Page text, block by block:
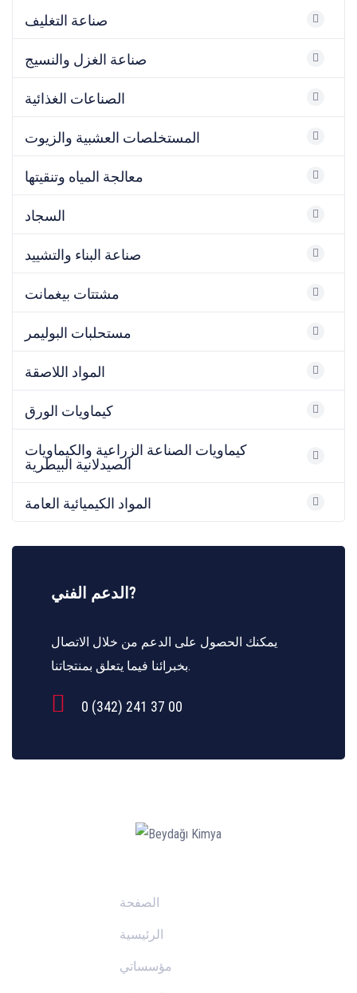
صناعة التغليف
صناعة الغزل والنسيج
الصناعات الغذائية
المستخلصات العشبية والزيوت
معالجة المياه وتنقيتها
السجاد
صناعة البناء والتشييد
مشتتات بيغمانت
مستحلبات البوليمر
المواد اللاصقة
كيماويات الورق
كيماويات الصناعة الزراعية والكيماويات
الصيدلانية البيطرية
المواد الكيميائية العامة
الدعم الفني?
يمكنك الحصول على الدعم من خلال الاتصال
بخبرائنا فيما يتعلق بمنتجاتنا.
0 (342) 241 37 00
الصفحة
الرئيسية
مؤسساتي